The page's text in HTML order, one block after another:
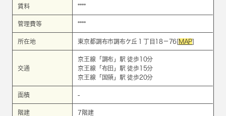
賃料 ****
管理費等 ****
所在地 東京都調布市調布ケ丘１丁目18－76[ MAP
交通
京王線 「 調布 」駅 徒歩10分
京王線 「 布田 」駅 徒歩15分
京王線 「 国領 」駅 徒歩20分
面積 -
階建 7階建